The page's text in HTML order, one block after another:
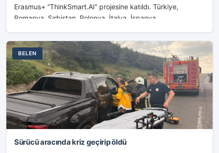
Erasmus+ “ThinkSmart.AI” projesine katıldı. Türkiye,
Romanya, Sırbistan, Polonya, İtalya, İspanya,...
BELEN
Sürücü aracında kriz geçirip öldü